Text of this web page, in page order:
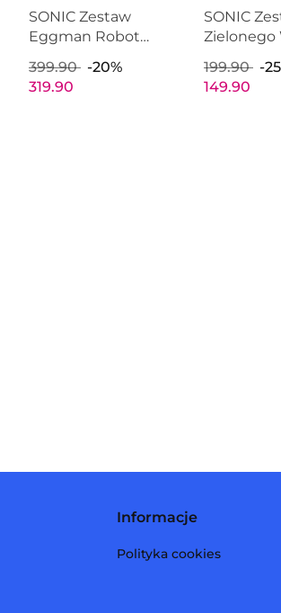
SONIC Zestaw
Eggman Robot
JAKKS PACIFIC
409264
399.90
-20%
319.90
SONIC
Zielonego
Hill Zone
PACIFIC
199.90
-
149.90
Informacje
Polityka cookies